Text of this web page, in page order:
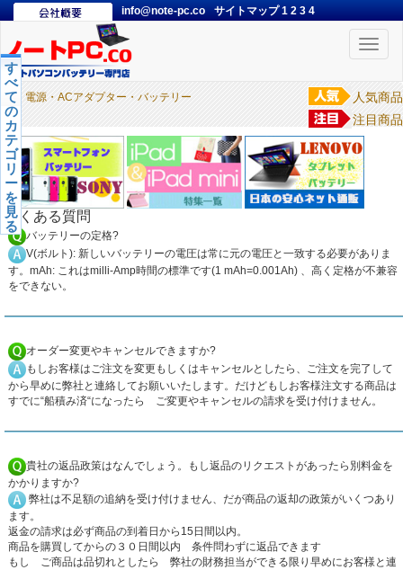
info@note-pc.co サイトマップ1 2 3 4
Toggle
電源・ACアダプター・バッテリー
人気商品
注目商品
す
べ
て
の
カ
テ
ゴ
リ
ー
を
見
る
よくある質問
バッテリーの定格?
V(ボルト): 新しいバッテリーの電圧は常に元の電圧と一致する必要がありま
す。mAh: これはmilli-Amp時間の標準です(1 mAh=0.001Ah) 、高く定格が不兼容
をできない。
オーダー変更やキャンセルできますか?
もしお客様はご注文を変更もしくはキャンセルとしたら、ご注文を完了して
から早めに弊社と連絡してお願いいたします。だけどもしお客様注文する商品は
すでに“船積み済“になったら ご変更やキャンセルの請求を受け付けません。
貴社の返品政策はなんでしょう。もし返品のリクエストがあったら別料金を
かかりますか?
弊社は不足額の追納を受け付けません、だが商品の返却の政策がいくつあり
ます。
返金の請求は必ず商品の到着日から15日間以内。
商品を購買してからの３０日間以内 条件問わずに返品できます
もし ご商品は品切れとしたら 弊社の財務担当ができる限り早めにお客様と連